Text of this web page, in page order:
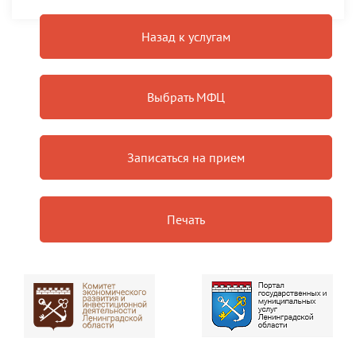
Назад к услугам
Выбрать МФЦ
Записаться на прием
Печать